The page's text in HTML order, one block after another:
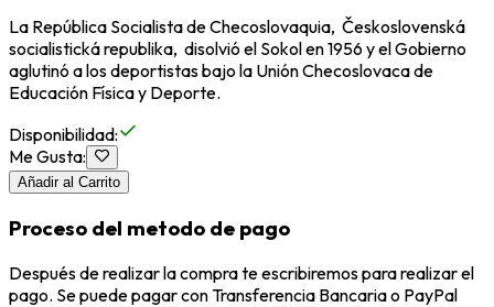
La República Socialista de Checoslovaquia, Československá
socialistická republika, disolvió el Sokol en 1956 y el Gobierno
aglutinó a los deportistas bajo la Unión Checoslovaca de
Educación Física y Deporte.
Disponibilidad:
Me Gusta:
Añadir al Carrito
Proceso del metodo de pago
Después de realizar la compra te escribiremos para realizar el
pago. Se puede pagar con Transferencia Bancaria o PayPal